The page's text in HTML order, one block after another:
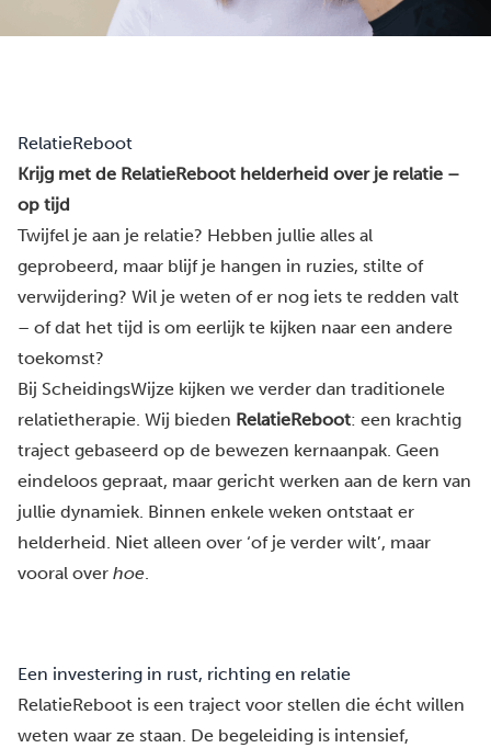
RelatieReboot
Krijg met de RelatieReboot helderheid over je relatie –
op tijd
Twijfel je aan je relatie? Hebben jullie alles al
geprobeerd, maar blijf je hangen in ruzies, stilte of
verwijdering? Wil je weten of er nog iets te redden valt
– of dat het tijd is om eerlijk te kijken naar een andere
toekomst?
Bij ScheidingsWijze kijken we verder dan traditionele
relatietherapie. Wij bieden RelatieReboot: een krachtig
traject gebaseerd op de bewezen kernaanpak. Geen
eindeloos gepraat, maar gericht werken aan de kern van
jullie dynamiek. Binnen enkele weken ontstaat er
helderheid. Niet alleen over ‘of je verder wilt’, maar
vooral over hoe.
Een investering in rust, richting en relatie
RelatieReboot is een traject voor stellen die écht willen
weten waar ze staan. De begeleiding is intensief,